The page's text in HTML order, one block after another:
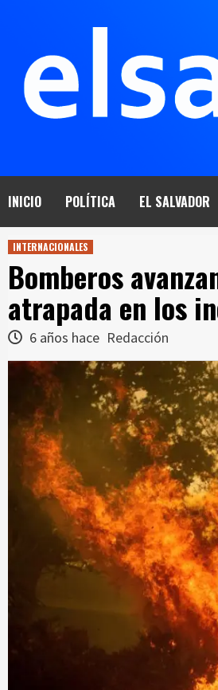
INICIO POLÍTICA EL SALVADOR
INTERNACIONALES
Bomberos
atrapada en los
6 años hace Redacción